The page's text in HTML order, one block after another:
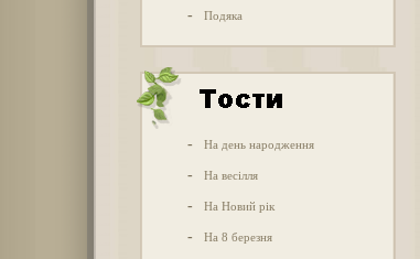
- Подяка
- На день народження
- На весілля
- На Новий рік
- На 8 березня